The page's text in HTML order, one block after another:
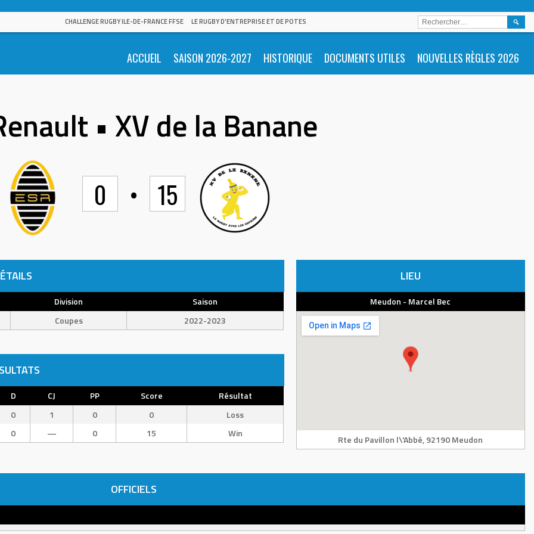
CHALLENGE RUGBY ILE-DE-FRANCE FFSE LE RUGBY D'ENTREPRISE ET DE POTES
ACCUEIL SAISON 2026-2027 HISTORIQUE DOCUMENTS UTILES NOUVELLES RÈGLES 2026
• XV de la Banane
0 • 15
Division
Saison
Coupes 2022-2023
LIEU
Meudon - Marcel Bec
Rte du Pavillon l\'Abbé, 92190 Meudon
D CJ PP Score
Résultat
0 1 0 0
Loss
0 — 0 15 Win
OFFICIELS